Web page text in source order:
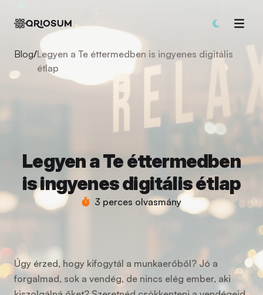
Blog/Legyen a Te éttermedben is ingyenes digitális
étlap
Legyen a Te éttermedben
is ingyenes digitális étlap
3 perces olvasmány
Úgy érzed, hogy kifogytál a munkaerőből? Jó a
forgalmad, sok a vendég, de nincs elég ember, aki